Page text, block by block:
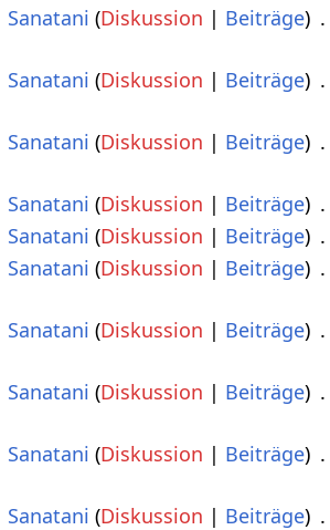
Sanatani Diskussion Beiträge
Sanatani Diskussion Beiträge
Sanatani Diskussion Beiträge
Sanatani Diskussion Beiträge
Sanatani Diskussion Beiträge
Sanatani Diskussion Beiträge
Sanatani Diskussion Beiträge
Sanatani Diskussion Beiträge
Sanatani Diskussion Beiträge
Sanatani Diskussion Beiträge